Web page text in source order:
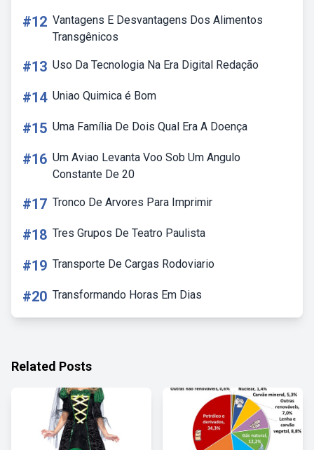
#12 Vantagens E Desvantagens Dos Alimentos
Transgênicos
#13 Uso Da Tecnologia Na Era Digital Redação
#14 Uniao Quimica é Bom
#15 Uma Família De Dois Qual Era A Doença
#16 Um Aviao Levanta Voo Sob Um Angulo
Constante De 20
#17 Tronco De Arvores Para Imprimir
#18 Tres Grupos De Teatro Paulista
#19 Transporte De Cargas Rodoviario
#20 Transformando Horas Em Dias
Related Posts